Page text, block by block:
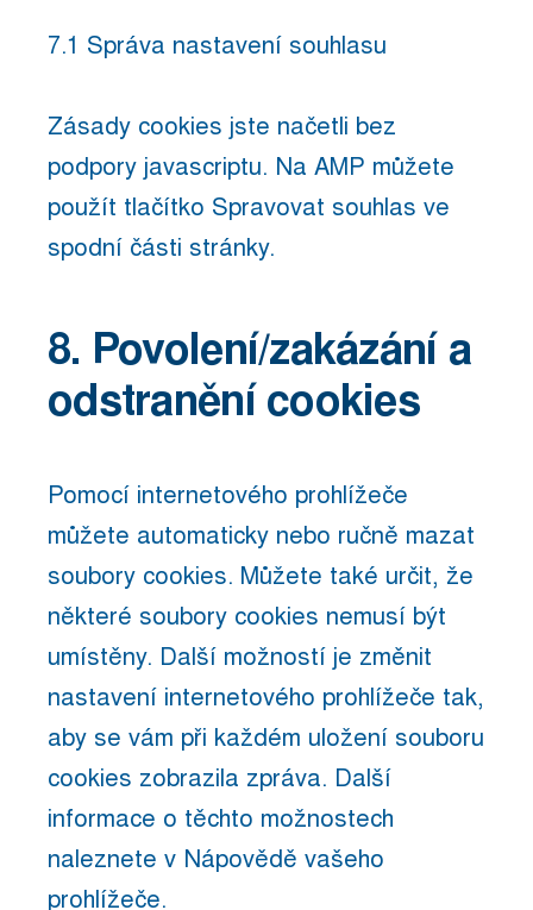
7.1 Správa nastavení souhlasu
Zásady cookies jste načetli bez
podpory javascriptu. Na AMP můžete
použít tlačítko Spravovat souhlas ve
spodní části stránky.
8. Povolení/zakázání a
odstranění cookies
Pomocí internetového prohlížeče
můžete automaticky nebo ručně mazat
soubory cookies. Můžete také určit, že
některé soubory cookies nemusí být
umístěny. Další možností je změnit
nastavení internetového prohlížeče tak,
aby se vám při každém uložení souboru
cookies zobrazila zpráva. Další
informace o těchto možnostech
naleznete v Nápovědě vašeho
prohlížeče.